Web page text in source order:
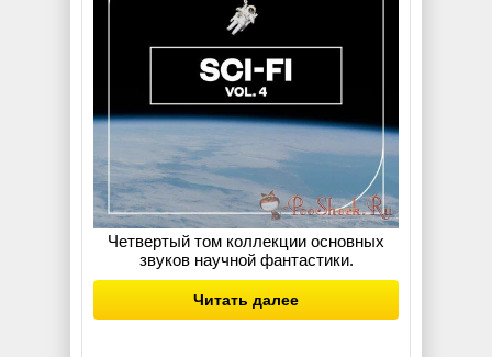
Четвертый том коллекции основных
звуков научной фантастики.
Читать далее